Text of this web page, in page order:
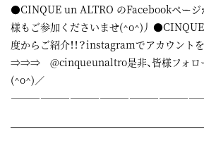
●CINQUE un ALTRO のFacebookページ
様もご参加くださいませ(^o^)丿
度からご紹介！！？instagramでアカウント
⇒⇒⇒ @cinqueunaltro是非、皆様フォロ
(^o^)／